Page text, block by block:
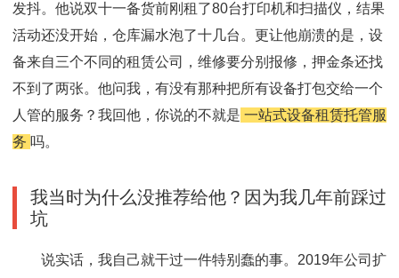
发抖。他说双十一备货前刚租了80台打印机和扫描仪，结果
活动还没开始，仓库漏水泡了十几台。更让他崩溃的是，设
备来自三个不同的租赁公司，维修要分别报修，押金条还找
不到了两张。他问我，有没有那种把所有设备打包交给一个
人管的服务？我回他，你说的不就是 一站式设备租赁托管服
务 吗。
我当时为什么没推荐给他？因为我几年前踩过
坑
说实话，我自己就干过一件特别蠢的事。2019年公司扩